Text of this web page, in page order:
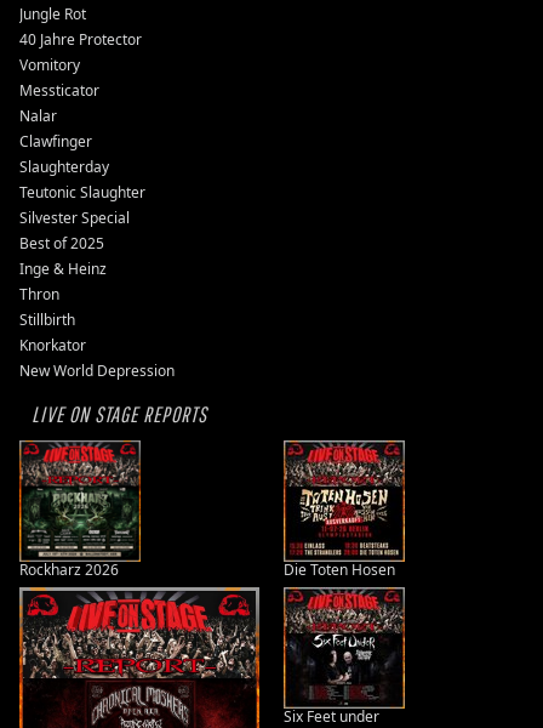
Jungle Rot
40 Jahre Protector
Vomitory
Messticator
Nalar
Clawfinger
Slaughterday
Teutonic Slaughter
Silvester Special
Best of 2025
Inge & Heinz
Thron
Stillbirth
Knorkator
New World Depression
LIVE ON STAGE REPORTS
Rockharz 2026 Die Toten Hosen
Six Feet under